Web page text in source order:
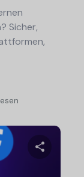
Sicher,